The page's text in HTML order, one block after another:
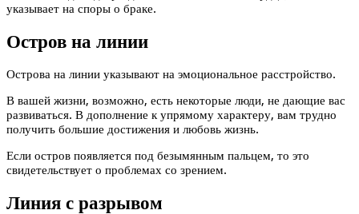
указывает на споры о браке.
Остров на линии
Острова на линии указывают на эмоциональное расстройство.
В вашей жизни, возможно, есть некоторые люди, не дающие вас
развиваться. В дополнение к упрямому характеру, вам трудно
получить большие достижения и любовь жизнь.
Если остров появляется под безымянным пальцем, то это
свидетельствует о проблемах со зрением.
Линия с разрывом